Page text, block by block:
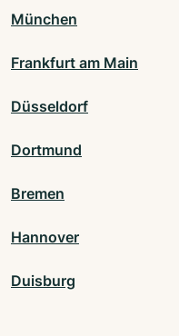
München
Frankfurt am Main
Düsseldorf
Dortmund
Bremen
Hannover
Duisburg